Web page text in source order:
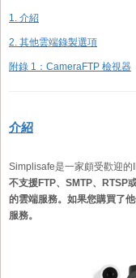
1. 介紹
2. 其他雲端錄製選項
附錄 1：CameraFTP 檢視器
介紹
Simplisafe是一家頗受歡迎的
不支援FTP、SMTP、RTSP
的雲端服務。如果您購買了
服務。